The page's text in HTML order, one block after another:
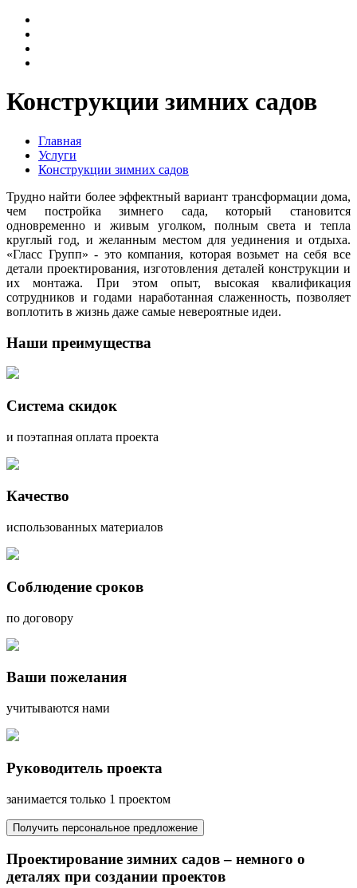
Конструкции зимних садов
Главная
Услуги
Конструкции зимних садов
Трудно найти более эффектный вариант трансформации дома,
чем постройка зимнего сада, который становится
одновременно и живым уголком, полным света и тепла
круглый год, и желанным местом для уединения и отдыха.
«Гласс Групп» - это компания, которая возьмет на себя все
детали проектирования, изготовления деталей конструкции и
их монтажа. При этом опыт, высокая квалификация
сотрудников и годами наработанная слаженность, позволяет
воплотить в жизнь даже самые невероятные идеи.
Наши преимущества
Система скидок
и поэтапная оплата проекта
Качество
использованных материалов
Соблюдение сроков
по договору
Ваши пожелания
учитываются нами
Руководитель проекта
занимается только 1 проектом
Получить персональное предложение
Проектирование зимних садов – немного о
деталях при создании проектов